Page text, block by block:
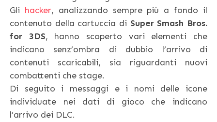
Gli hacker, analizzando sempre più a fondo il
contenuto della cartuccia di Super Smash Bros.
for 3DS, hanno scoperto vari elementi che
indicano senz’ombra di dubbio l’arrivo di
contenuti scaricabili, sia riguardanti nuovi
combattenti che stage.
Di seguito i messaggi e i nomi delle icone
individuate nei dati di gioco che indicano
l’arrivo dei DLC.